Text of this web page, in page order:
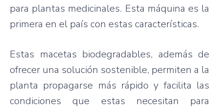
para plantas medicinales. Esta máquina es la
primera en el país con estas características.
Estas macetas biodegradables, además de
ofrecer una solución sostenible, permiten a la
planta propagarse más rápido y facilita las
condiciones que estas necesitan para